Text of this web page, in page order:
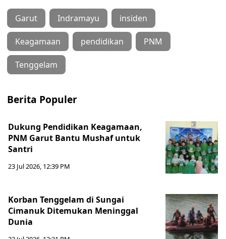
Garut Indramayu insiden
Keagamaan pendidikan PNM
Tenggelam
Berita Populer
Dukung Pendidikan Keagamaan,
PNM Garut Bantu Mushaf untuk
Santri
23 Jul 2026, 12:39 PM
Korban Tenggelam di Sungai
Cimanuk Ditemukan Meninggal
Dunia